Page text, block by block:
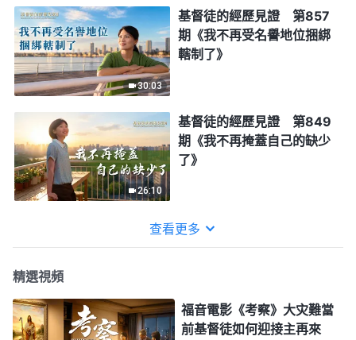
30:03
基督徒的經歷見證 第857
期《我不再受名譽地位捆綁
轄制了》
26:10
基督徒的經歷見證 第849
期《我不再掩蓋自己的缺少
了》
查看更多
精選視頻
福音電影《考察》大灾難當
前基督徒如何迎接主再來